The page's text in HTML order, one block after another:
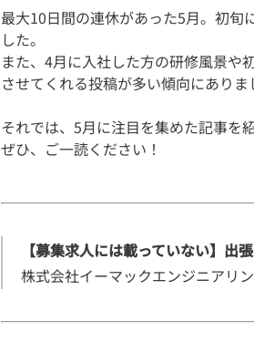
最大10日間の連休があった5月。初旬
した。
また、4月に入社した方の研修風景や
それでは、5月に注目を集めた記事を紹
【募集求人には載っていない】出
株式会社イーマックエンジニアリ